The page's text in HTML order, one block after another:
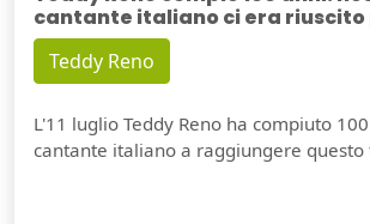
cantante italiano ci era
Teddy Reno
L'11 luglio Teddy Reno ha compiuto
cantante italiano a raggiungere questo